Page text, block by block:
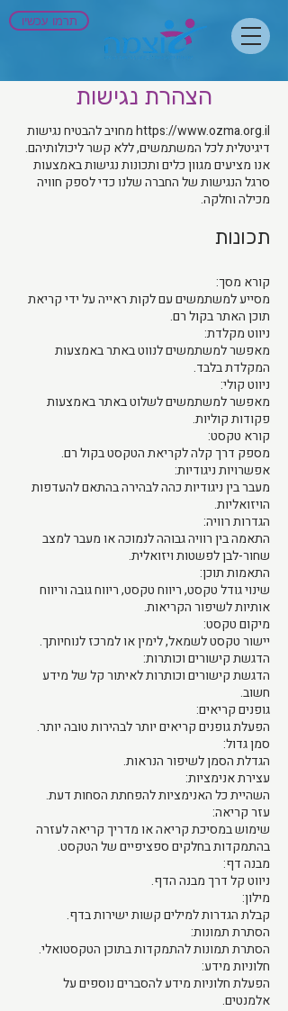
תרמו עכשיו
הצהרת נגישות
https://www.ozma.org.ilמחויב להבטיח נגישות
דיגיטלית לכל המשתמשים, ללא קשר ליכולותיהם.
אנו מציעים מגוון כלים ותכונות נגישות באמצעות
סרגל הנגישות של החברה שלנו כדי לספק חוויה
מכילה וחלקה.
תכונות
קורא מסך:
מסייע למשתמשים עם לקות ראייה על ידי קריאת
תוכן האתר בקול רם.
ניווט מקלדת:
מאפשר למשתמשים לנווט באתר באמצעות
המקלדת בלבד.
ניווט קולי:
מאפשר למשתמשים לשלוט באתר באמצעות
פקודות קוליות.
קורא טקסט:
מספק דרך קלה לקריאת הטקסט בקול רם.
אפשרויות ניגודיות:
מעבר בין ניגודיות כהה לבהירה בהתאם להעדפות
הויזואליות.
הגדרות רוויה:
התאמה בין רוויה גבוהה לנמוכה או מעבר למצב
שחור-לבן לפשטות ויזואלית.
התאמות תוכן:
שינוי גודל טקסט, ריווח טקסט, ריווח גובה וריווח
אותיות לשיפור הקריאות.
מיקום טקסט:
יישור טקסט לשמאל, לימין או למרכז לנוחיותך.
הדגשת קישורים וכותרות:
הדגשת קישורים וכותרות לאיתור קל של מידע
חשוב.
גופנים קריאים:
הפעלת גופנים קריאים יותר לבהירות טובה יותר.
סמן גדול:
הגדלת הסמן לשיפור הנראות.
עצירת אנימציות:
השהיית כל האנימציות להפחתת הסחות דעת.
עזר קריאה:
שימוש במסיכת קריאה או מדריך קריאה לעזרה
בהתמקדות בחלקים ספציפיים של הטקסט.
מבנה דף:
ניווט קל דרך מבנה הדף.
מילון:
קבלת הגדרות למילים קשות ישירות בדף.
הסתרת תמונות:
הסתרת תמונות להתמקדות בתוכן הטקסטואלי.
חלוניות מידע:
הפעלת חלוניות מידע להסברים נוספים על
אלמנטים.